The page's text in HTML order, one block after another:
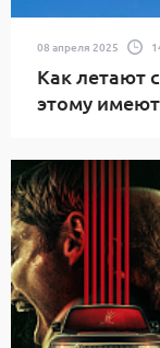
08 апреля 2025
Как летают
этому